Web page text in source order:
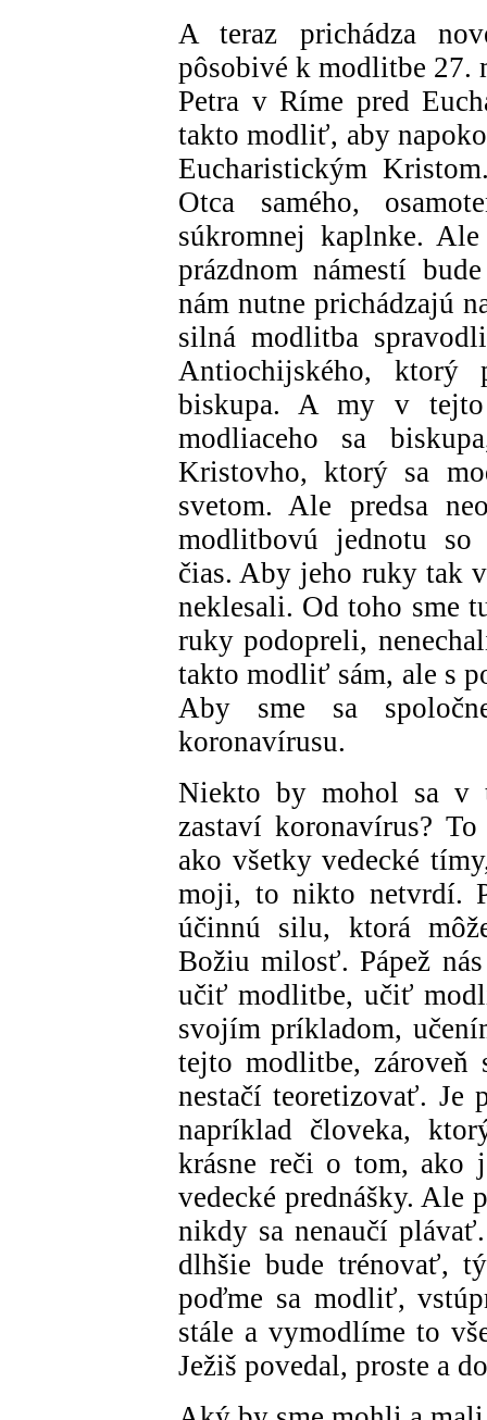
A teraz prichádza
pôsobivé k modlitbe 27.
Petra v Ríme pred
takto modliť, aby
Eucharistickým
Otca samého,
súkromnej kaplnke.
prázdnom námestí
nám nutne prichádzajú
silná modlitba
Antiochijského, ktorý
biskupa. A my v
modliaceho sa
Kristovho, ktorý sa
svetom. Ale predsa
modlitbovú jednotu so
čias. Aby jeho ruky tak
neklesali. Od toho sme
ruky podopreli,
takto modliť sám, ale s
Aby sme sa
koronavírusu.
Niekto by mohol sa v
zastaví koronavírus?
ako všetky vedecké
moji, to nikto netvrdí.
účinnú silu, ktorá
Božiu milosť. Pápež
učiť modlitbe, učiť
svojím príkladom,
tejto modlitbe,
nestačí teoretizovať. Je
napríklad človeka,
krásne reči o tom, ako
vedecké prednášky.
nikdy sa nenaučí
dlhšie bude trénovať,
poďme sa modliť,
stále a vymodlíme to
Ježiš povedal, proste a